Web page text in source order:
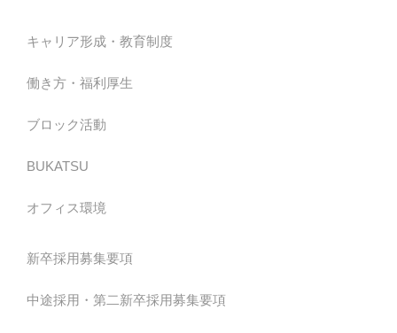
キャリア形成・教育制度
働き方・福利厚生
ブロック活動
BUKATSU
オフィス環境
新卒採用募集要項
中途採用・第二新卒採用募集要項